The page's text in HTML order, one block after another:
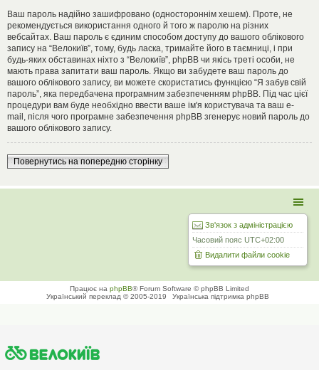
Ваш пароль надійно зашифровано (одностороннім хешем). Проте, не
рекомендується використання одного й того ж паролю на різних
вебсайтах. Ваш пароль є єдиним способом доступу до вашого облікового
запису на “Велокиїв”, тому, будь ласка, тримайте його в таємниці, і при
будь-яких обставинах ніхто з “Велокиїв”, phpBB чи якісь треті особи, не
мають права запитати ваш пароль. Якщо ви забудете ваш пароль до
вашого облікового запису, ви можете скористатись функцією “Я забув свій
пароль”, яка передбачена програмним забезпеченням phpBB. Під час цієї
процедури вам буде необхідно ввести ваше ім'я користувача та ваш e-
mail, після чого програмне забезпечення phpBB згенерує новий пароль до
вашого облікового запису.
Повернутись на попередню сторінку
Зв'язок з адміністрацією
Часовий пояс UTC+02:00
Видалити файли cookie
Працює на phpBB® Forum Software © phpBB Limited
Український переклад © 2005-2019
Українська підтримка phpBB